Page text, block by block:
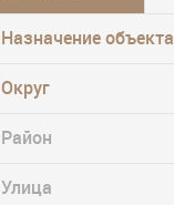
Назначение объекта
Округ